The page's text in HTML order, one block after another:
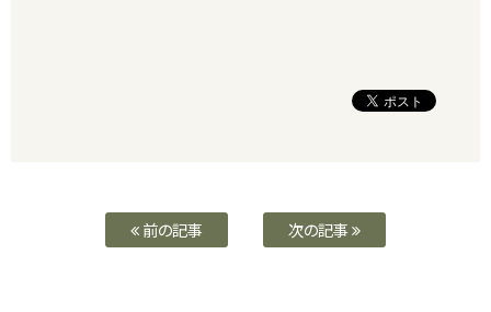
前の記事 次の記事